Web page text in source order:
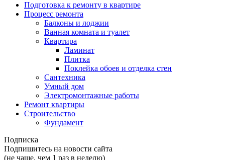
Подготовка к ремонту в квартире
Процесс ремонта
Балконы и лоджии
Ванная комната и туалет
Квартира
Ламинат
Плитка
Поклейка обоев и отделка стен
Сантехника
Умный дом
Электромонтажные работы
Ремонт квартиры
Строительство
Фундамент
Подписка
Подпишитесь на новости сайта
(не чаще, чем 1 раз в неделю)